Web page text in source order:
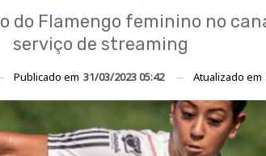
do Flamengo feminino no
serviço de streaming
Publicado em 31/03/2023 05:42 Atualizado em